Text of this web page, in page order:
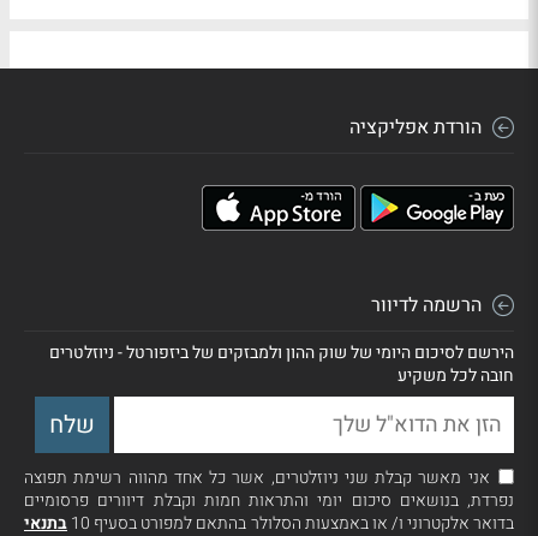
הורדת אפליקציה
הרשמה לדיוור
הירשם לסיכום היומי של שוק ההון ולמבזקים של ביזפורטל - ניוזלטרים
חובה לכל משקיע
אני מאשר קבלת שני ניוזלטרים, אשר כל אחד מהווה רשימת תפוצה
נפרדת, בנושאים סיכום יומי והתראות חמות וקבלת דיוורים פרסומיים
בדואר אלקטרוני ו/ או באמצעות הסלולר בהתאם למפורט בסעיף 10
בתנאי